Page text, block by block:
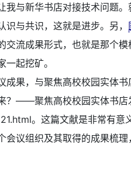
我与新华书店对接技术问题。
识与共识，这就是进步。另，
交流成果形式，也就是那个模
一起挖矿。
成果，与聚焦高校校园实体
？——聚焦高校校园实体书
。这篇文献是非常有意
会议组织及其取得的成果梳理